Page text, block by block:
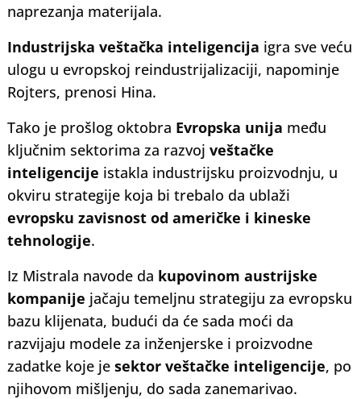
naprezanja materijala.
Industrijska veštačka inteligencija igra sve veću
ulogu u evropskoj reindustrijalizaciji, napominje
Rojters, prenosi Hina.
Tako je prošlog oktobra Evropska unija među
ključnim sektorima za razvojveštačke
inteligencije istakla industrijsku proizvodnju, u
okviru strategije koja bi trebalo da ublaži
evropsku zavisnost od američke i kineske
tehnologije.
Iz Mistrala navode da kupovinom austrijske
kompanije jačaju temeljnu strategiju za evropsku
bazu klijenata, budući da će sada moći da
razvijaju modele za inženjerske i proizvodne
zadatke koje jesektor veštačke inteligencije, po
njihovom mišljenju, do sada zanemarivao.